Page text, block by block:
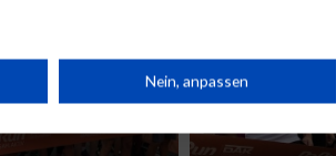
Nein, anpassen